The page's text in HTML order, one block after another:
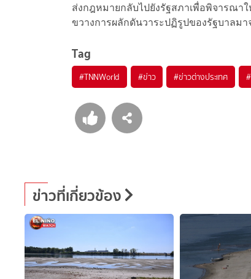
ส่งกฎหมายกลับไปยังรัฐสภาเพื่อพิจารณา
ขวางการผลักดันวาระปฏิรูปของรัฐบาลมา
Tag
#TNNWorld #ข่าว #ข่าวต่างประเทศ #
ข่าวที่เกี่ยวข้อง